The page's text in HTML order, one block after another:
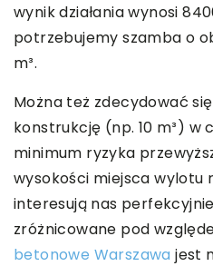
wynik działania wynosi
potrzebujemy szamba o
m³.
Można też zdecydować
konstrukcję (np. 10 m³) w
minimum ryzyka
wysokości miejsca wylotu
interesują nas
zróżnicowane pod
betonowe Warszawa jest